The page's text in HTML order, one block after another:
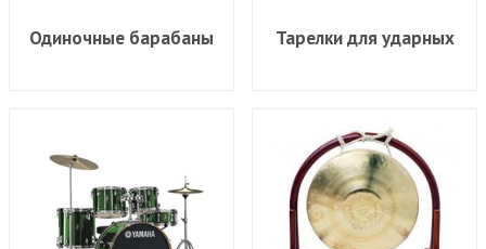
Одиночные барабаны Тарелки для ударных